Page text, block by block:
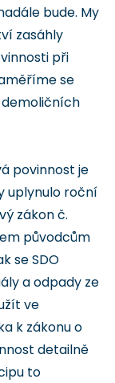
bude. My
zasáhly
při
se
povinnost je
uplynulo roční
zákon č.
původcům
se SDO
a odpady ze
ve
k zákonu o
detailně
to